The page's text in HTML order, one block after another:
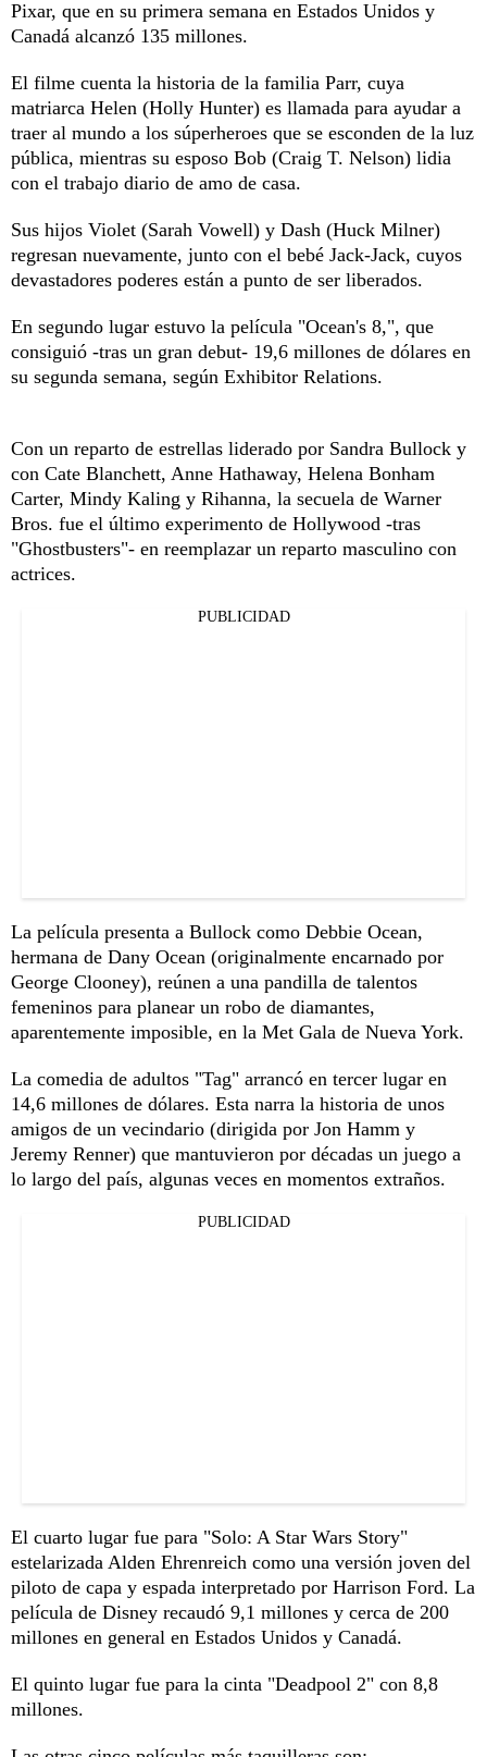
Pixar, que en su primera semana en Estados Unidos y
Canadá alcanzó 135 millones.
El filme cuenta la historia de la familia Parr, cuya
matriarca Helen (Holly Hunter) es llamada para ayudar a
traer al mundo a los súperheroes que se esconden de la luz
pública, mientras su esposo Bob (Craig T. Nelson) lidia
con el trabajo diario de amo de casa.
Sus hijos Violet (Sarah Vowell) y Dash (Huck Milner)
regresan nuevamente, junto con el bebé Jack-Jack, cuyos
devastadores poderes están a punto de ser liberados.
En segundo lugar estuvo la película "Ocean's 8,", que
consiguió -tras un gran debut- 19,6 millones de dólares en
su segunda semana, según Exhibitor Relations.
Con un reparto de estrellas liderado por Sandra Bullock y
con Cate Blanchett, Anne Hathaway, Helena Bonham
Carter, Mindy Kaling y Rihanna, la secuela de Warner
Bros. fue el último experimento de Hollywood -tras
"Ghostbusters"- en reemplazar un reparto masculino con
actrices.
PUBLICIDAD
La película presenta a Bullock como Debbie Ocean,
hermana de Dany Ocean (originalmente encarnado por
George Clooney), reúnen a una pandilla de talentos
femeninos para planear un robo de diamantes,
aparentemente imposible, en la Met Gala de Nueva York.
La comedia de adultos "Tag" arrancó en tercer lugar en
14,6 millones de dólares. Esta narra la historia de unos
amigos de un vecindario (dirigida por Jon Hamm y
Jeremy Renner) que mantuvieron por décadas un juego a
lo largo del país, algunas veces en momentos extraños.
PUBLICIDAD
El cuarto lugar fue para "Solo: A Star Wars Story"
estelarizada Alden Ehrenreich como una versión joven del
piloto de capa y espada interpretado por Harrison Ford. La
película de Disney recaudó 9,1 millones y cerca de 200
millones en general en Estados Unidos y Canadá.
El quinto lugar fue para la cinta "Deadpool 2" con 8,8
millones.